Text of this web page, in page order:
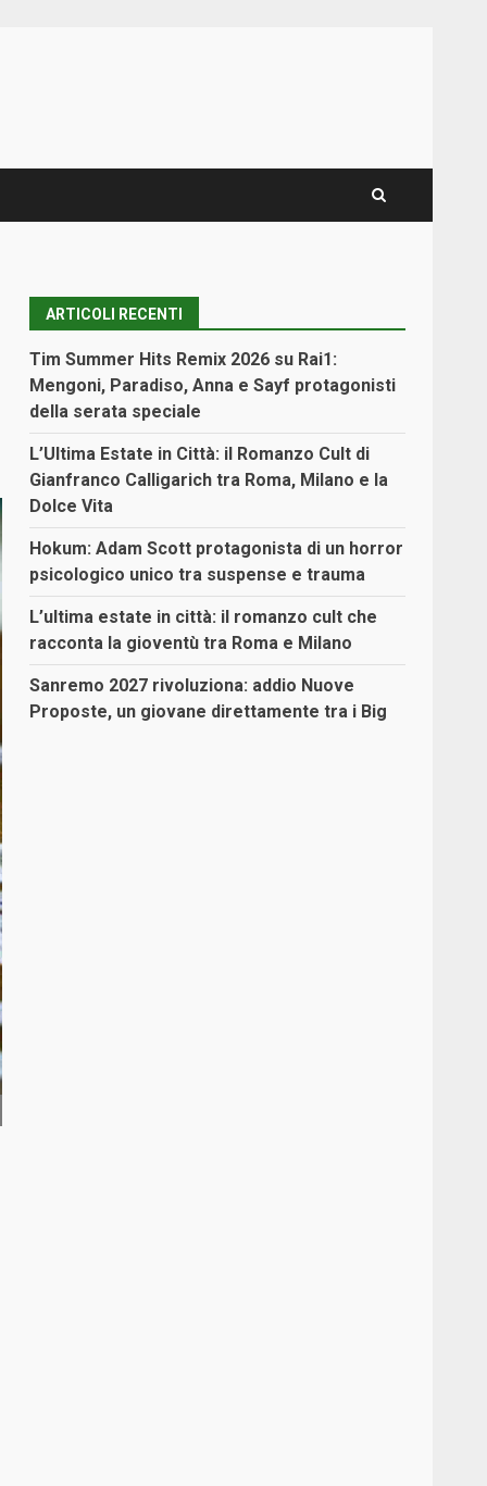
ARTICOLI RECENTI
Tim Summer Hits Remix 2026 su Rai1:
Mengoni, Paradiso, Anna e Sayf protagonisti
della serata speciale
L’Ultima Estate in Città: il Romanzo Cult di
Gianfranco Calligarich tra Roma, Milano e la
Dolce Vita
Hokum: Adam Scott protagonista di un horror
psicologico unico tra suspense e trauma
L’ultima estate in città: il romanzo cult che
racconta la gioventù tra Roma e Milano
Sanremo 2027 rivoluziona: addio Nuove
Proposte, un giovane direttamente tra i Big